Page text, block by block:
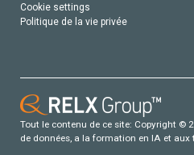
Cookie settings
Politique de la vie privée
Tout le contenu de ce site: Copyright ©
de données, a la formation en IA et